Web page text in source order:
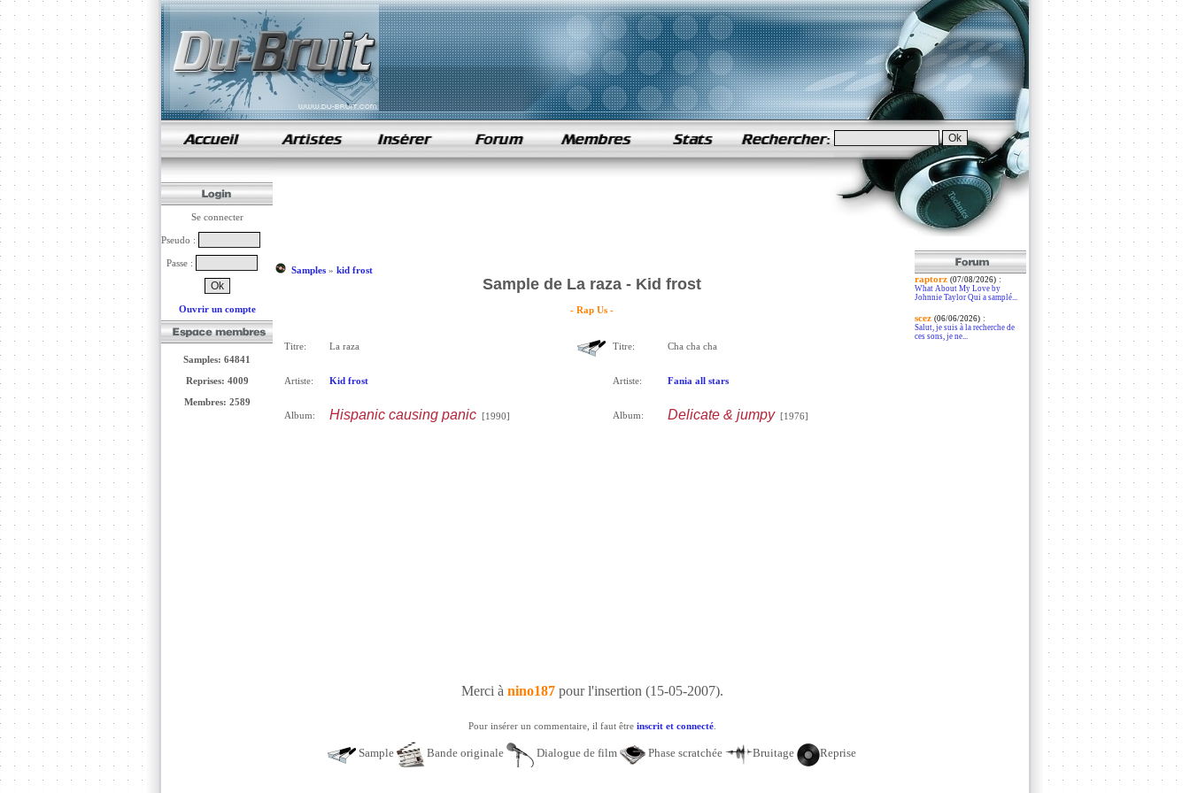
samples de rap
Se connecter
Pseudo :
Passe :
Ouvrir un compte
Samples: 64841
Reprises: 4009
Membres: 2589
Samples» kid frost
Sample de La raza - Kid frost
- Rap Us -
Titre: La raza
Artiste: Kid frost
Album: Hispanic causing panic[1990]
Titre: Cha cha cha
Artiste: Fania all stars
Album: Delicate & jumpy[1976]
Merci à nino187pour l'insertion (15-05-2007).
Pour insérer un commentaire, il faut être inscrit et connecté.
Sample Bande originale Dialogue de film Phase scratchée Bruitage Reprise
raptorz (07/08/2026):
What About My Love by
Johnnie Taylor Qui a samplé...
scez (06/06/2026):
Salut, je suis à la recherche de
ces sons, je ne...